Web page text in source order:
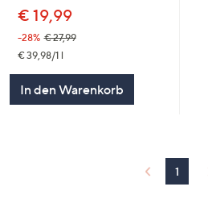
€ 19,99
-28% € 27,99
€ 39,98/1 l
In den Warenkorb
1